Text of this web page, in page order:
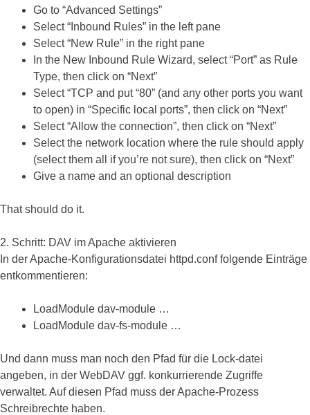
Go to “Advanced Settings”
Select “Inbound Rules” in the left pane
Select “New Rule” in the right pane
In the New Inbound Rule Wizard, select “Port” as Rule
Type, then click on “Next”
Select “TCP and put “80” (and any other ports you want
to open) in “Specific local ports”, then click on “Next”
Select “Allow the connection”, then click on “Next”
Select the network location where the rule should apply
(select them all if you’re not sure), then click on “Next”
Give a name and an optional description
That should do it.
2. Schritt: DAV im Apache aktivieren
In der Apache-Konfigurationsdatei httpd.conf folgende Einträge
entkommentieren:
LoadModule dav-module …
LoadModule dav-fs-module …
Und dann muss man noch den Pfad für die Lock-datei
angeben, in der WebDAV ggf. konkurrierende Zugriffe
verwaltet. Auf diesen Pfad muss der Apache-Prozess
Schreibrechte haben.